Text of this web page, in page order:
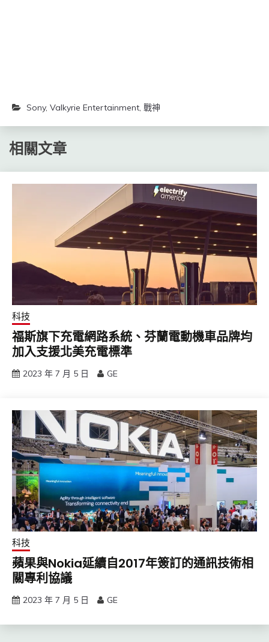
Sony, Valkyrie Entertainment, 戰神
相關文章
科技
福斯旗下充電網路系統、芬蘭電動機車品牌均
加入支援北美充電標準
2023 年 7 月 5 日 GE
科技
蘋果與Nokia延續自2017年簽訂的通訊技術相
關專利協議
2023 年 7 月 5 日 GE